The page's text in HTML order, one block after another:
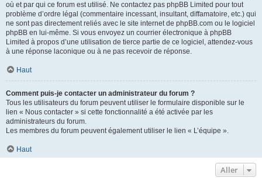
où et par qui ce forum est utilisé. Ne contactez pas phpBB Limited pour tout
problème d’ordre légal (commentaire incessant, insultant, diffamatoire, etc.) qui
ne sont pas directement reliés avec le site internet de phpBB.com ou le logiciel
phpBB en lui-même. Si vous envoyez un courrier électronique à phpBB
Limited à propos d’une utilisation de tierce partie de ce logiciel, attendez-vous
à une réponse laconique ou à ne pas recevoir de réponse.
Haut
Comment puis-je contacter un administrateur du forum ?
Tous les utilisateurs du forum peuvent utiliser le formulaire disponible sur le
lien « Nous contacter » si cette fonctionnalité a été activée par les
administrateurs du forum.
Les membres du forum peuvent également utiliser le lien « L’équipe ».
Haut
Aller